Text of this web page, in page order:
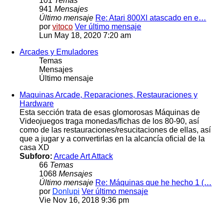
941 Mensajes
Último mensaje Re: Atari 800Xl atascado en e…
por vitoco Ver último mensaje
Lun May 18, 2020 7:20 am
Arcades y Emuladores
Temas
Mensajes
Último mensaje
Maquinas Arcade, Reparaciones, Restauraciones y
Hardware
Esta sección trata de esas glomorosas Máquinas de
Videojuegos traga monedas/fichas de los 80-90, así
como de las restauraciones/resucitaciones de ellas, así
que a jugar y a convertirlas en la alcancía oficial de la
casa XD
Subforo: Arcade Art Attack
66 Temas
1068 Mensajes
Último mensaje Re: Máquinas que he hecho 1 (…
por Donlupi Ver último mensaje
Vie Nov 16, 2018 9:36 pm